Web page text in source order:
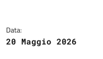
Data:
20 Maggio 2026